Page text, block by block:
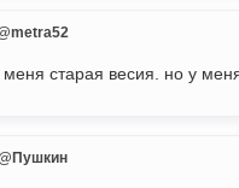
меня старая весия. но у